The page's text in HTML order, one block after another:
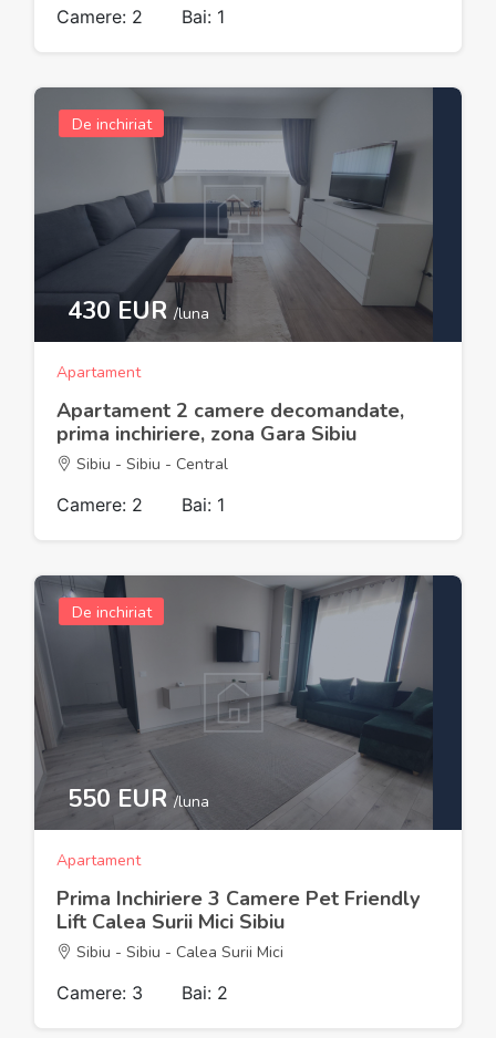
Camere: 2 Bai: 1
De inchiriat
430 EUR/luna
Apartament
Apartament 2 camere decomandate,
prima inchiriere, zona Gara Sibiu
Sibiu - Sibiu - Central
Camere: 2 Bai: 1
De inchiriat
550 EUR/luna
Apartament
Prima Inchiriere 3 Camere Pet Friendly
Lift Calea Surii Mici Sibiu
Sibiu - Sibiu - Calea Surii Mici
Camere: 3 Bai: 2